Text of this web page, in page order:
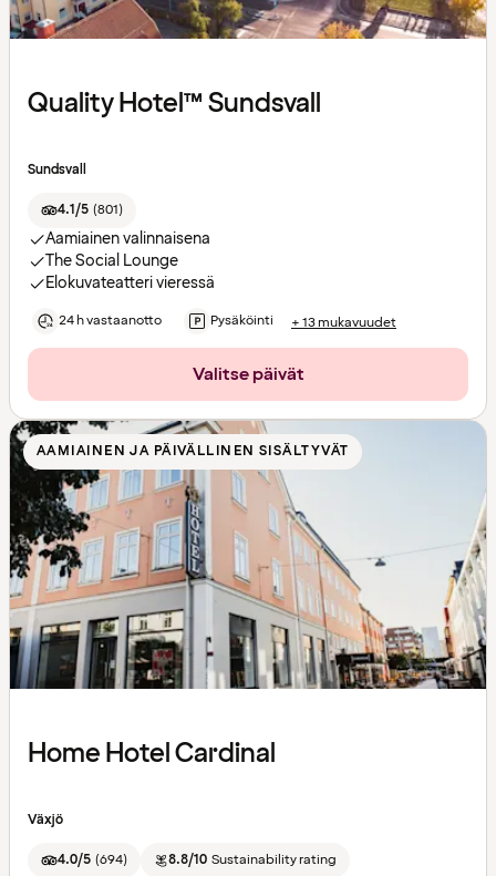
Quality Hotel™ Sundsvall
Sundsvall
4.1/5 (801)
Aamiainen valinnaisena
The Social Lounge
Elokuvateatteri vieressä
24 h vastaanotto Pysäköinti + 13 mukavuudet
Valitse päivät
AAMIAINEN JA PÄIVÄLLINEN SISÄLTYVÄT
Home Hotel Cardinal
Växjö
4.0/5 (694) 8.8/10 Sustainability rating